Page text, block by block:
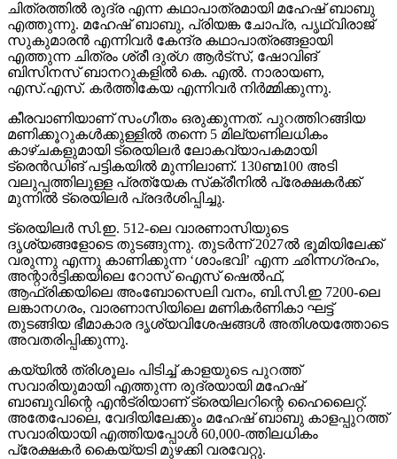
ചിത്രത്തില്‍ രുദ്ര എന്ന കഥാപാത്രമായി മഹേഷ് ബാബു
എത്തുന്നു. മഹേഷ് ബാബു, പ്രിയങ്ക ചോപ്ര, പൃഥ്വിരാജ്
സുകുമാരന്‍ എന്നിവര്‍ കേന്ദ്ര കഥാപാത്രങ്ങളായി
എത്തുന്ന ചിത്രം ശ്രീ ദുര്ഗ ആര്‍ട്‌സ്, ഷോവിങ്
ബിസിനസ് ബാനറുകളില്‍ കെ. എല്‍. നാരായണ,
എസ്.എസ്. കര്‍ത്തികേയ എന്നിവര്‍ നിര്‍മ്മിക്കുന്നു.
കീരവാണിയാണ് സംഗീതം ഒരുക്കുന്നത്. പുറത്തിറങ്ങിയ
മണിക്കൂറുകള്‍ക്കുള്ളില്‍ തന്നെ 5 മില്യണിലധികം
കാഴ്ചകളുമായി ട്രെയിലര്‍ ലോകവ്യാപകമായി
ട്രെന്‍ഡിങ് പട്ടികയില്‍ മുന്നിലാണ്. 130ണ്മ100 അടി
വലുപ്പത്തിലുള്ള പ്രത്യേക സ്‌ക്രീനില്‍ പ്രേക്ഷകര്‍ക്ക്
മുന്നില്‍ ട്രെയിലര്‍ പ്രദര്‍ശിപ്പിച്ചു.
ട്രെയിലര്‍ സി.ഇ. 512-ലെ വാരണാസിയുടെ
ദൃശ്യങ്ങളോടെ തുടങ്ങുന്നു. തുടര്‍ന്ന് 2027ല്‍ ഭൂമിയിലേക്ക്
വരുന്നു എന്നു കാണിക്കുന്ന ‘ശാംഭവി’ എന്ന ഛിന്നഗ്രഹം,
അന്റാര്‍ട്ടിക്കയിലെ റോസ് ഐസ് ഷെല്‍ഫ്,
ആഫ്രിക്കയിലെ അംബോസെലി വനം, ബി.സി.ഇ 7200-ലെ
ലങ്കാനഗരം, വാരണാസിയിലെ മണികര്‍ണികാ ഘട്ട്
തുടങ്ങിയ ഭീമാകാര ദൃശ്യവിശേഷങ്ങള്‍ അതിശയത്തോടെ
അവതരിപ്പിക്കുന്നു.
കയ്യില്‍ ത്രിശൂലം പിടിച്ച് കാളയുടെ പുറത്ത്
സവാരിയുമായി എത്തുന്ന രുദ്രയായി മഹേഷ്
ബാബുവിന്റെ എന്‍ട്രിയാണ് ട്രെയിലറിന്റെ ഹൈലൈറ്റ്.
അതേപോലെ, വേദിയിലേക്കും മഹേഷ് ബാബു കാളപ്പുറത്ത്
സവാരിയായി എത്തിയപ്പോള്‍ 60,000-ത്തിലധികം
പ്രേക്ഷകര്‍ കൈയ്യടി മുഴക്കി വരവേറ്റു.